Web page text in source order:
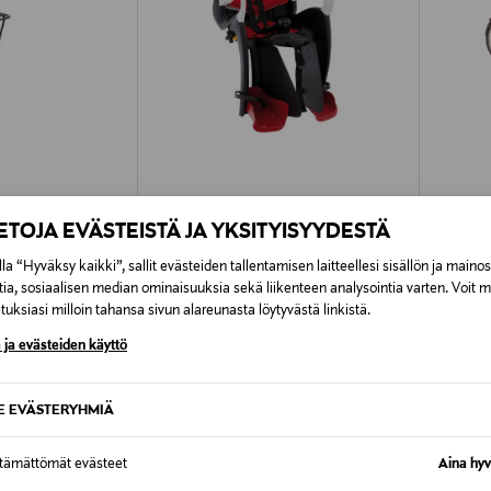
EVÄSTEISTÄ JA YKSITYISYYDESTÄ
“Hyväksy kaikki”, sallit evästeiden tallentamisen laitteellesi sisällön ja
sosiaalisen median ominaisuuksia sekä liikenteen analysointia varten. Voit
milloin tahansa sivun alareunasta löytyvästä linkistä.
ja evästeiden käyttö
EVÄSTERYHMIÄ
evästeet Aina
Aluminium
SPECTRA
Spectra Tiger Relax pyöränistuin
Original Price
139,00 €
Airisto
Original
1